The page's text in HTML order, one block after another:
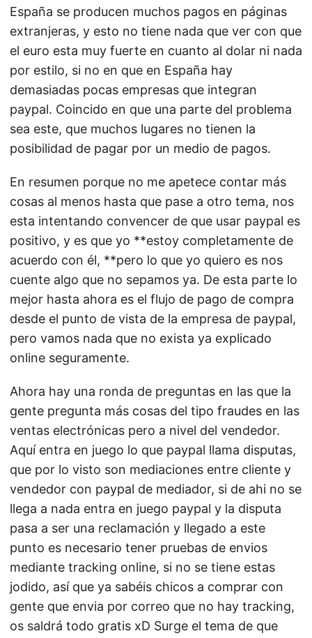
España se producen muchos pagos en páginas
extranjeras, y esto no tiene nada que ver con que
el euro esta muy fuerte en cuanto al dolar ni nada
por estilo, si no en que en España hay
demasiadas pocas empresas que integran
paypal. Coincido en que una parte del problema
sea este, que muchos lugares no tienen la
posibilidad de pagar por un medio de pagos.
En resumen porque no me apetece contar más
cosas al menos hasta que pase a otro tema, nos
esta intentando convencer de que usar paypal es
positivo, y es que yo **estoy completamente de
acuerdo con él, **pero lo que yo quiero es nos
cuente algo que no sepamos ya. De esta parte lo
mejor hasta ahora es el flujo de pago de compra
desde el punto de vista de la empresa de paypal,
pero vamos nada que no exista ya explicado
online seguramente.
Ahora hay una ronda de preguntas en las que la
gente pregunta más cosas del tipo fraudes en las
ventas electrónicas pero a nivel del vendedor.
Aquí entra en juego lo que paypal llama disputas,
que por lo visto son mediaciones entre cliente y
vendedor con paypal de mediador, si de ahi no se
llega a nada entra en juego paypal y la disputa
pasa a ser una reclamación y llegado a este
punto es necesario tener pruebas de envios
mediante tracking online, si no se tiene estas
jodido, así que ya sabéis chicos a comprar con
gente que envia por correo que no hay tracking,
os saldrá todo gratis xD Surge el tema de que